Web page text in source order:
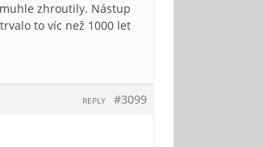
zhroutily. Nástup
to víc než 1000 let
#3099
REPLY